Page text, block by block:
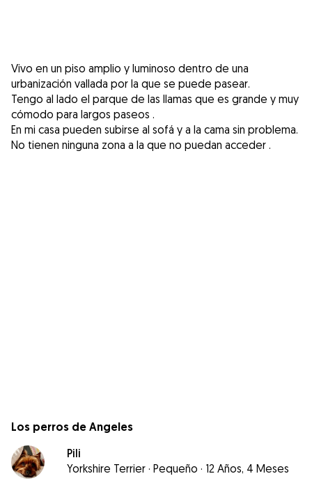
Vivo en un piso amplio y luminoso dentro de una
urbanización vallada por la que se puede pasear.
Tengo al lado el parque de las llamas que es grande y muy
cómodo para largos paseos .
En mi casa pueden subirse al sofá y a la cama sin problema.
No tienen ninguna zona a la que no puedan acceder .
Los perros de Angeles
Pili
Yorkshire Terrier · Pequeño · 12 Años, 4 Meses